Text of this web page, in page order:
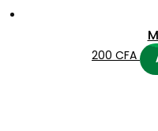
200 CFA